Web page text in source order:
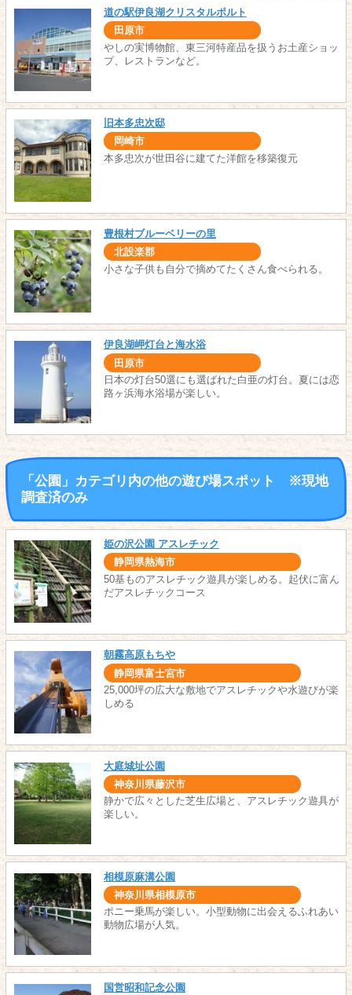
道の駅伊良湖クリスタルポルト
田原市
やしの実博物館、東三河特産品を扱うお土産ショッ
プ、レストランなど。
旧本多忠次邸
岡崎市
本多忠次が世田谷に建てた洋館を移築復元
豊根村ブルーベリーの里
北設楽郡
小さな子供も自分で摘めてたくさん食べられる。
伊良湖岬灯台と海水浴
田原市
日本の灯台50選にも選ばれた白亜の灯台。夏には恋
路ヶ浜海水浴場が楽しい。
「公園」カテゴリ内の他の遊び場スポット ※現地
調査済のみ
姫の沢公園 アスレチック
静岡県熱海市
50基ものアスレチック遊具が楽しめる。起伏に富ん
だアスレチックコース
朝霧高原もちや
静岡県富士宮市
25,000坪の広大な敷地でアスレチックや水遊びが楽
しめる
大庭城址公園
神奈川県藤沢市
静かで広々とした芝生広場と、アスレチック遊具が
楽しい。
相模原麻溝公園
神奈川県相模原市
ポニー乗馬が楽しい。小型動物に出会えるふれあい
動物広場が人気。
国営昭和記念公園